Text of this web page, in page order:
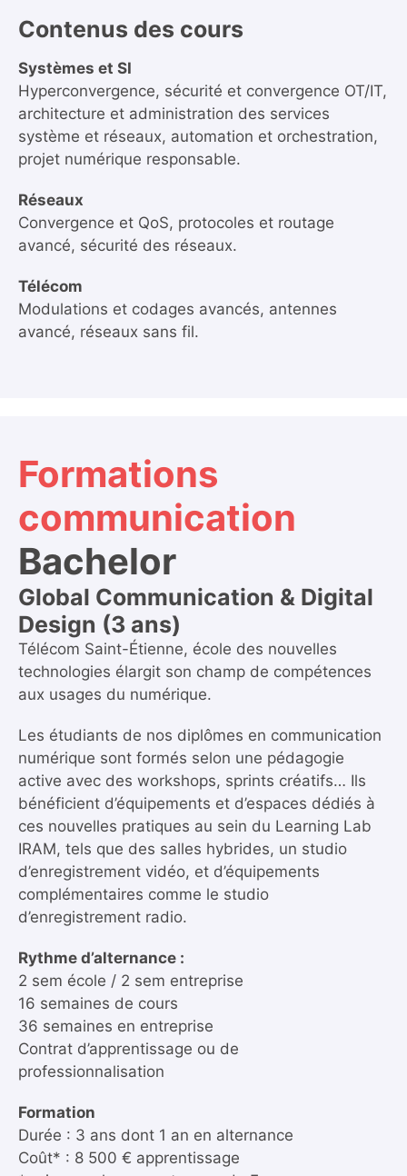
Contenus des cours
Systèmes et SI
Hyperconvergence, sécurité et convergence OT/IT,
architecture et administration des services
système et réseaux, automation et orchestration,
projet numérique responsable.
Réseaux
Convergence et QoS, protocoles et routage
avancé, sécurité des réseaux.
Télécom
Modulations et codages avancés, antennes
avancé, réseaux sans fil.
Formations
communication
Bachelor
Global Communication & Digital
Design (3 ans)
Télécom Saint-Étienne, école des nouvelles
technologies élargit son champ de compétences
aux usages du numérique.
Les étudiants de nos diplômes en communication
numérique sont formés selon une pédagogie
active avec des workshops, sprints créatifs… Ils
bénéficient d’équipements et d’espaces dédiés à
ces nouvelles pratiques au sein du Learning Lab
IRAM, tels que des salles hybrides, un studio
d’enregistrement vidéo, et d’équipements
complémentaires comme le studio
d’enregistrement radio.
Rythme d’alternance :
2 sem école / 2 sem entreprise
16 semaines de cours
36 semaines en entreprise
Contrat d’apprentissage ou de
professionnalisation
Formation
Durée : 3 ans dont 1 an en alternance
Coût* : 8 500 € apprentissage